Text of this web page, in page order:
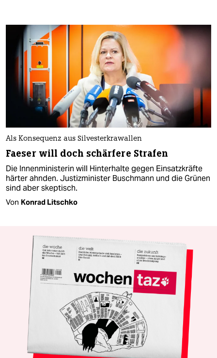
Als Konsequenz aus Silvesterkrawallen
Faeser will doch schärfere Strafen
Die Innenministerin will Hinterhalte gegen Einsatzkräfte
härter ahnden. Justizminister Buschmann und die Grünen
sind aber skeptisch.
Von Konrad Litschko